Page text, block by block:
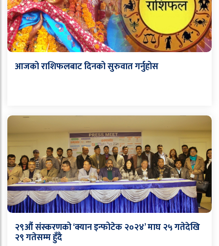
आजको राशिफलबाट दिनको सुरुवात गर्नुहोस
२९औं संस्करणको ‘क्यान इन्फोटेक २०२४’ माघ २५ गतेदेखि
२९ गतेसम्म हुँदै